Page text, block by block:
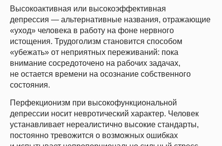
Высокоактивная или высокоэффективная
депрессия — альтернативные названия, отражающие
«уход» человека в работу на фоне нервного
истощения. Трудоголизм становится способом
«убежать» от неприятных переживаний: пока
внимание сосредоточено на рабочих задачах,
не остается времени на осознание собственного
состояния.
Перфекционизм при высокофункциональной
депрессии носит невротический характер. Человек
устанавливает нереалистично высокие стандарты,
постоянно тревожится о возможных ошибках